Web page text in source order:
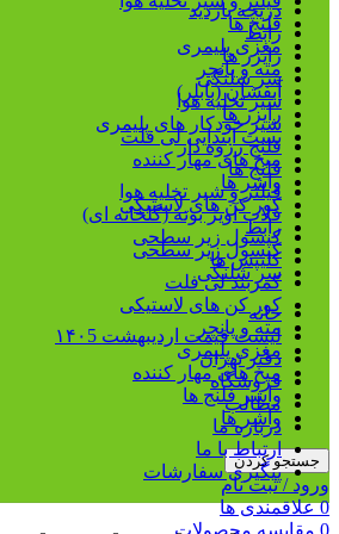
دریچه بازدید
رابط
رایزر ها
سر شلنگی
شیر تخلیه هوا
شیر خودکار های پلیمری
فلنج رزوه دار
فلنج ها
فیلتر و شیر تخلیه هوا
قلاب آویز بوته (گلخانه ای)
کپسول زیر سطحی
کلیپس ها
کمربند لی فلت
کور کن های لاستیکی
مته و پانچر
مغزی پلیمری
میخ های مهار کننده
واشر فلنج ها
واشر ها
جستجو کردن
ورود / ثبت نام
0 علاقمندی ها
0 مقایسه محصولات
فلنج ها
مغزی پلیمری
مته و پانچر
آبفشان (بابلر)
رایزر ها
بست ابتدایی لی فلت
میخ های مهار کننده
واشر ها
کور کن های لاستیکی
رابط
کپسول زیر سطحی
سر شلنگی
خانه
لیست قیمت اردیبهشت ۱۴۰5
دفتر تهران
فروشگاه
مطالب
درباره ما
ارتباط با ما
پیگیری سفارشات